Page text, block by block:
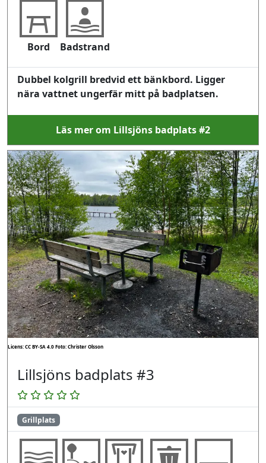
Bord Badstrand
Dubbel kolgrill bredvid ett bänkbord. Ligger
nära vattnet ungerfär mitt på badplatsen.
Läs mer om Lillsjöns badplats #2
Licens: CC BY-SA 4.0Foto: Christer Olsson
Lillsjöns badplats #3
Grillplats